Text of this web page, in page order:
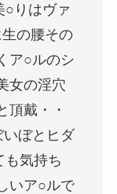
○りはヴァ
の腰その
ア○ルのシ
女の淫穴
頂戴・・
ぼとヒダ
も気持ち
いア○ルで